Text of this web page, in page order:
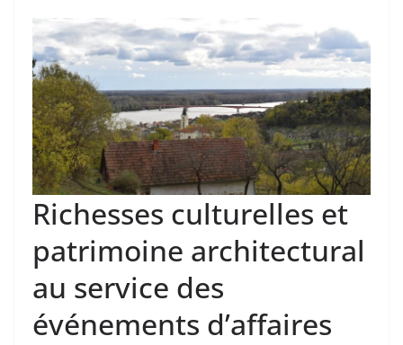
Richesses culturelles et
patrimoine architectural
au service des
événements d’affaires